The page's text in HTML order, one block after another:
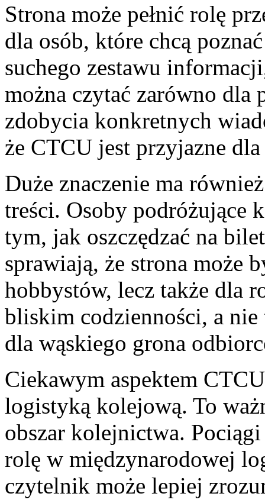
Strona może pełnić rolę
dla osób, które chcą
suchego zestawu
można czytać zarówno
zdobycia konkretnych
że CTCU jest przyjazne
Duże znaczenie ma
treści. Osoby podróżujące
tym, jak oszczędzać na
sprawiają, że strona może
hobbystów, lecz także dla
bliskim codzienności, a
dla wąskiego grona
Ciekawym aspektem
logistyką kolejową. To
obszar kolejnictwa.
rolę w międzynarodowej
czytelnik może lepiej